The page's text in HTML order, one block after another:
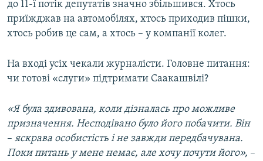
до 11-ї потік депутатів значно збільшився. Хтось
приїжджав на автомобілях, хтось приходив пішки,
хтось робив це сам, а хтось – у компанії колег.
На вході усіх чекали журналісти. Головне питання:
чи готові «слуги» підтримати Саакашвілі?
«Я була здивована, коли дізналась про можливе
призначення. Несподівано було його побачити. Він
–​ яскрава особистість і не завжди передбачувана.
Поки питань у мене немає, але хочу почути його», –